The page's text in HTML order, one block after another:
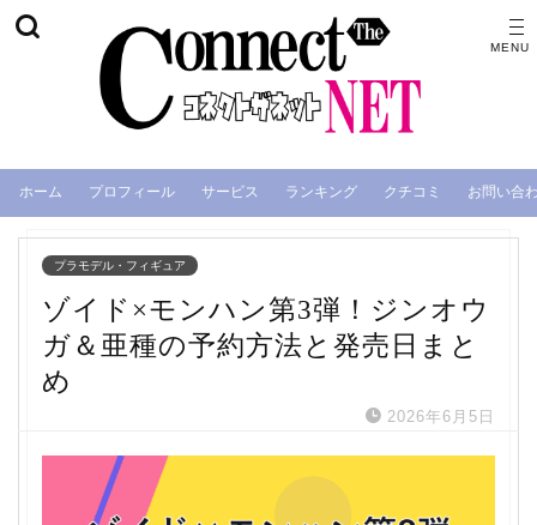
ホーム プロフィール サービス ランキング クチコミ お問い合
プラモデル・フィギュア
ゾイド×モンハン第3弾！ジンオウ
ガ＆亜種の予約方法と発売日まと
め
2026年6月5日